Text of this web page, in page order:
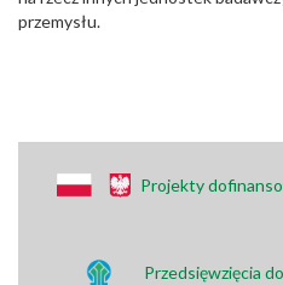
przemysłu.
Projekty
Przedsięwzięcia